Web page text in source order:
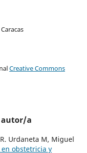
Creative Commons
autor/a
Urdaneta M, Miguel
en obstetricia y